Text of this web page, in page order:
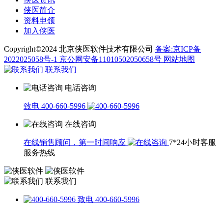
侠医简介
资料申领
加入侠医
Copyright©2024 北京侠医软件技术有限公司 备案:京ICP备
2022025058号-1 京公网安备11010502050658号 网站地图
联系我们
电话咨询
致电 400-660-5996
在线咨询
在线销售顾问，第一时间响应
7*24小时客服
服务热线
联系我们
致电 400-660-5996